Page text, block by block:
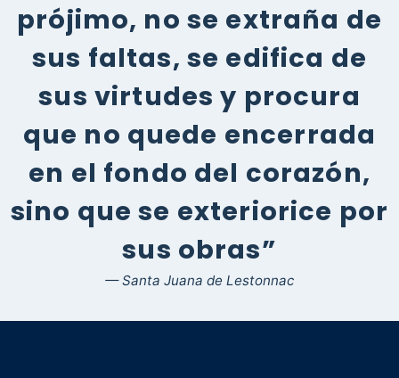
prójimo, no se extraña de
sus faltas, se edifica de
sus virtudes y procura
que no quede encerrada
en el fondo del corazón,
sino que se exteriorice por
sus obras”
— Santa Juana de Lestonnac